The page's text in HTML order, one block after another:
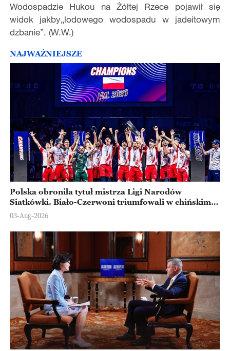
Wodospadzie Hukou na Żółtej Rzece pojawił się
widok jakby„lodowego wodospadu w jadeitowym
dzbanie”. (W.W.)
NAJWAŻNIEJSZE
Polska obroniła tytuł mistrza Ligi Narodów
Siatkówki. Biało-Czerwoni triumfowali w chińskim
Ningbo
03-Aug-2026